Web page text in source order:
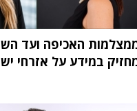
האכיפה ועד
במידע על אזרחי